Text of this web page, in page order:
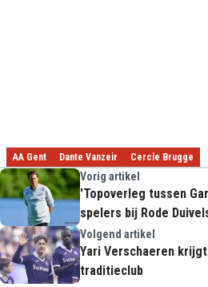
AA Gent Dante Vanzeir Cercle Brugge
Vorig artikel
'Topoverleg tussen
spelers bij Rode
Volgend artikel
Yari Verschaeren
traditieclub